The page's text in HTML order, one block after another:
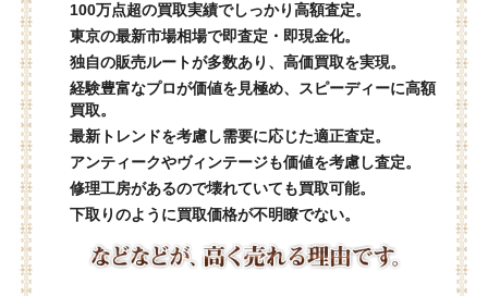
100万点超の買取実績でしっかり高額査定。
東京の最新市場相場で即査定・即現金化。
独自の販売ルートが多数あり、高価買取を実現。
経験豊富なプロが価値を見極め、スピーディーに高額
買取。
最新トレンドを考慮し需要に応じた適正査定。
アンティークやヴィンテージも価値を考慮し査定。
修理工房があるので壊れていても買取可能。
下取りのように買取価格が不明瞭でない。